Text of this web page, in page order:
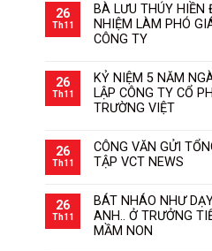
26
Th11
BÀ LƯU THÚY HIỀN
NHIỆM LÀM PHÓ
CÔNG TY
26
Th11
KỶ NIỆM 5 NĂM
LẬP CÔNG TY CỔ
TRƯỜNG VIỆT
26
Th11
CÔNG VĂN GỬI
TẬP VCT NEWS
26
Th11
BÁT NHÁO NHƯ
ANH.. Ở TRƯỞNG
MẦM NON